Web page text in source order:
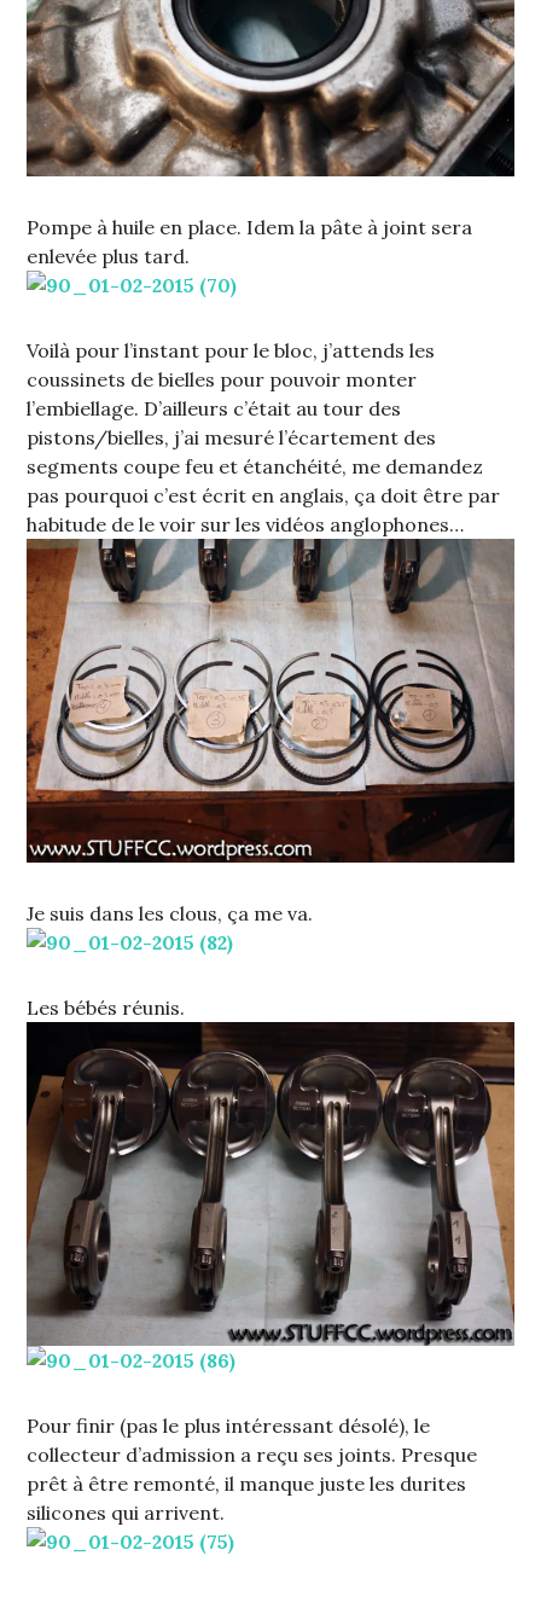
Pompe à huile en place. Idem la pâte à joint sera
enlevée plus tard.
Voilà pour l’instant pour le bloc, j’attends les
coussinets de bielles pour pouvoir monter
l’embiellage. D’ailleurs c’était au tour des
pistons/bielles, j’ai mesuré l’écartement des
segments coupe feu et étanchéité, me demandez
pas pourquoi c’est écrit en anglais, ça doit être par
habitude de le voir sur les vidéos anglophones…
Je suis dans les clous, ça me va.
Les bébés réunis.
Pour finir (pas le plus intéressant désolé), le
collecteur d’admission a reçu ses joints. Presque
prêt à être remonté, il manque juste les durites
silicones qui arrivent.